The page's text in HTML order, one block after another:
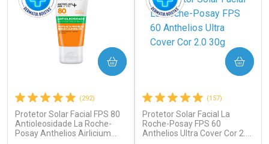
Ativar Desconto
Comprar sem Desconto
Ativar Desconto
Comprar sem Desconto
(292)
Protetor Solar Facial FPS 80
Antioleosidade La Roche-
Posay Anthelios Airlicium
COMPRAR
(157)
Protetor Solar Facial La
Roche-Posay FPS 60
Anthelios Ultra Cover Cor 2.0
COMPRAR